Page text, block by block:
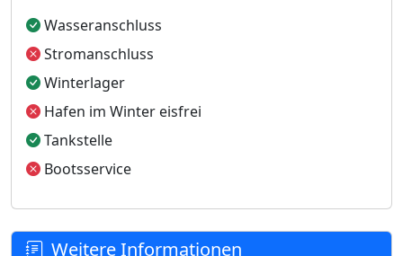
Wasseranschluss
Stromanschluss
Winterlager
Hafen im Winter eisfrei
Tankstelle
Bootsservice
Weitere Informationen